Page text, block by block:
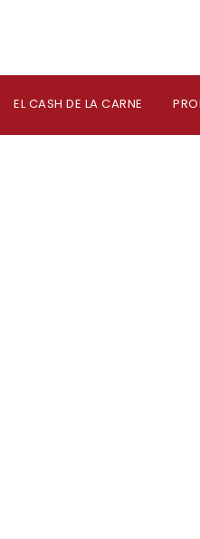
EL CASH DE LA CARNE